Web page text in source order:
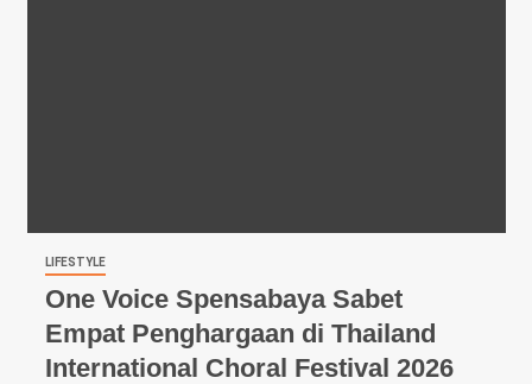
LIFESTYLE
One Voice Spensabaya Sabet
Empat Penghargaan di Thailand
International Choral Festival 2026